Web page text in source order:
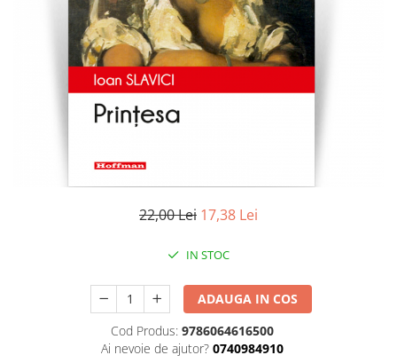
Literatura
Contemporana
Publicistica / Reportaje / Interviuri
Sociologie si filozofie
22,00 Lei 17,38 Lei
IN STOC
ADAUGA IN COS
Cod Produs: 9786064616500
Ai nevoie de ajutor? 0740984910